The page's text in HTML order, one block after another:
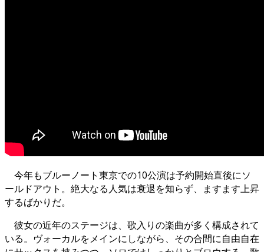
今年もブルーノート東京での10公演は予約開始直後にソ
ールドアウト。絶大なる人気は衰退を知らず、ますます上昇
するばかりだ。
彼女の近年のステージは、歌入りの楽曲が多く構成されて
いる。ヴォーカルをメインにしながら、その合間に自由自在